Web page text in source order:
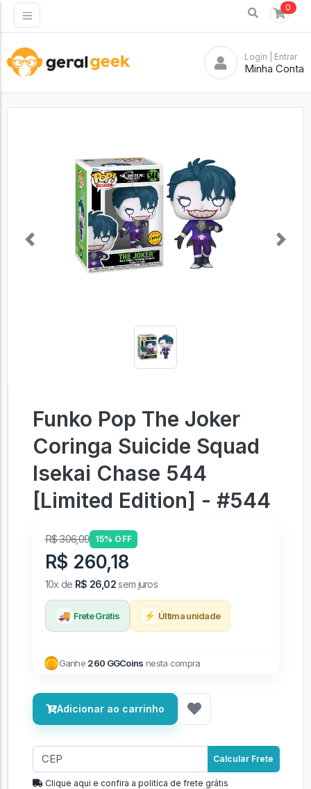
0
Login | Entrar
Minha Conta
Previous Next
Funko Pop The Joker
Coringa Suicide Squad
Isekai Chase 544
[Limited Edition] - #544
R$ 306,09 15% OFF
R$ 260,18
10x de R$ 26,02sem juros
🚚 Frete Grátis ⚡ Última unidade
Ganhe 260 GGCoins nesta compra
Adicionar ao carrinho
Calcular Frete
Clique aqui e confira a politíca de frete grátis